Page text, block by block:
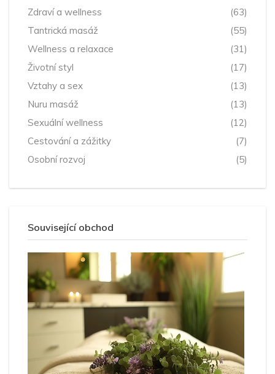
Zdraví a wellness
(63)
Tantrická masáž
(55)
Wellness a relaxace
(31)
Životní styl
(17)
Vztahy a sex
(13)
Nuru masáž
(13)
Sexuální wellness
(12)
Cestování a zážitky
(7)
Osobní rozvoj
(5)
Související obchod